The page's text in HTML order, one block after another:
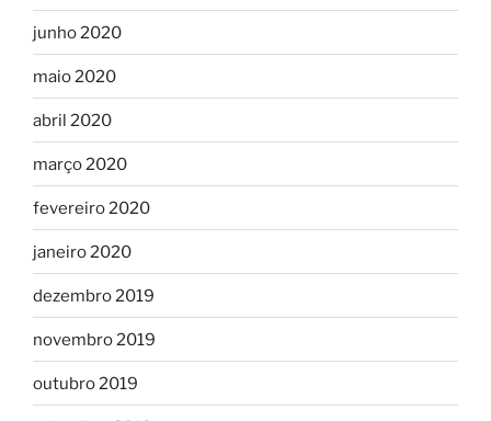
junho 2020
maio 2020
abril 2020
março 2020
fevereiro 2020
janeiro 2020
dezembro 2019
novembro 2019
outubro 2019